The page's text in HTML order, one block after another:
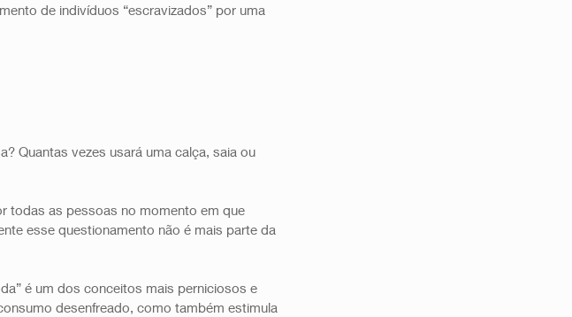
de indivíduos “escravizados” por uma
Quantas vezes usará uma calça, saia ou
todas as pessoas no momento em que
esse questionamento não é mais parte da
é um dos conceitos mais perniciosos e
desenfreado, como também estimula